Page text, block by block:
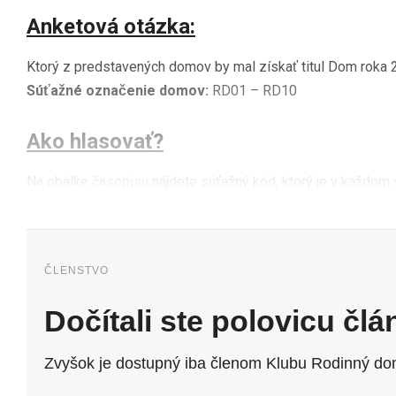
Anketová otázka:
Ktorý z predstavených domov by mal získať titul Dom roka
Súťažné označenie domov: RD01 – RD10
Ako hlasovať?
ČLENSTVO
Dočítali ste polovicu
Zvyšok je dostupný iba členom Klubu Rodinný